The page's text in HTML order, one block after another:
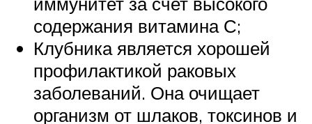
содержания витамина С;
Клубника является хорошей
профилактикой раковых
заболеваний. Она очищает
организм от шлаков, токсинов и